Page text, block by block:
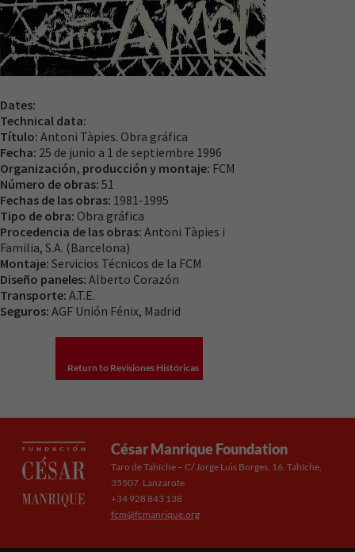
Dates:
Technical data:
Título: Antoni Tàpies. Obra gráfica
Fecha: 25 de junio a 1 de septiembre 1996
Organización, producción y montaje: FCM
Número de obras: 51
Fechas de las obras: 1981-1995
Tipo de obra: Obra gráfica
Procedencia de las obras: Antoni Tàpies i
Familia, S.A. (Barcelona)
Montaje: Servicios Técnicos de la FCM
Diseño paneles: Alberto Corazón
Transporte: A.T.E.
Seguros: AGF Unión Fénix, Madrid
Return to Revisiones Históricas
César Manrique Foundation
Taro de Tahíche – C/ Jorge Luis Borges, 16. Tahíche,
35507. Lanzarote
+34 928 843 138
fcm@fcmanrique.org
son
opcionales.
funcione la
rechaza estas
algunas
funcionalidades